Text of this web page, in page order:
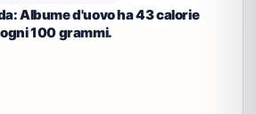
Albume d'uovo ha 43 calorie
ogni 100 grammi.